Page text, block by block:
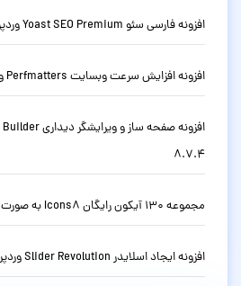
افزونه فارسی سئو Yoast SEO Premium وردپرس نسخه حرفه ای 28.1
افزونه افزایش سرعت وبسایت Perfmatters وردپرس نسخه 2.6.6
8.7.4
مجموعه 130 آیکون رایگان Icons8 به صورت SVG
افزونه ایجاد اسلایدر Slider Revolution وردپرس نسخه 7.1.5